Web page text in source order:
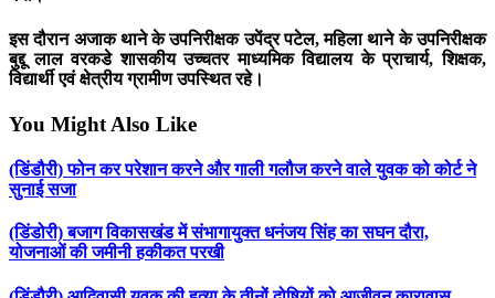
इस दौरान अजाक थाने के उपनिरीक्षक उपेंद्र पटेल, महिला थाने के उपनिरीक्षक
बुद्दू लाल वरकडे शासकीय उच्चतर माध्यमिक विद्यालय के प्राचार्य, शिक्षक,
विद्यार्थी एवं क्षेत्रीय ग्रामीण उपस्थित रहे।
You Might Also Like
(डिंडौरी) फोन कर परेशान करने और गाली गलौज करने वाले युवक को कोर्ट ने
सुनाई सजा
(डिंडोरी) बजाग विकासखंड में संभागायुक्त धनंजय सिंह का सघन दौरा,
योजनाओं की जमीनी हकीकत परखी